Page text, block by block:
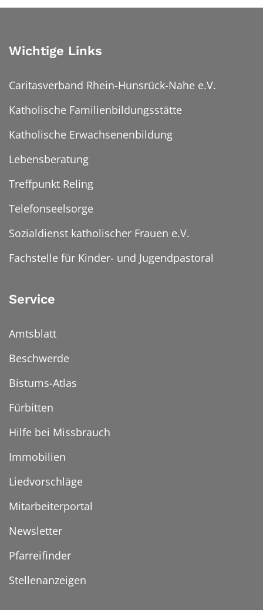
Wichtige Links
Caritasverband Rhein-Hunsrück-Nahe e.V.
Katholische Familienbildungsstätte
Katholische Erwachsenenbildung
Lebensberatung
Treffpunkt Reling
Telefonseelsorge
Sozialdienst katholischer Frauen e.V.
Fachstelle für Kinder- und Jugendpastoral
Service
Amtsblatt
Beschwerde
Bistums-Atlas
Fürbitten
Hilfe bei Missbrauch
Immobilien
Liedvorschläge
Mitarbeiterportal
Newsletter
Pfarreifinder
Stellenanzeigen